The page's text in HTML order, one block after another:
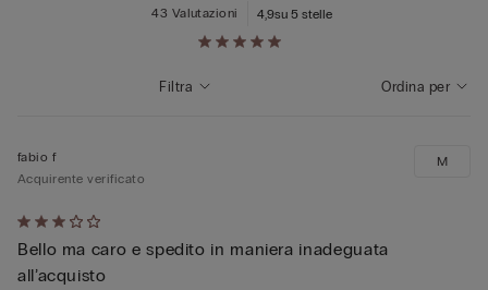
4,9su 5 stelle
43 Valutazioni
Ordina per
Filtra
Valutato
3
su
fabio f
Acquirente verificato
Bello ma caro e spedito in maniera inadeguata
all’acquisto
M